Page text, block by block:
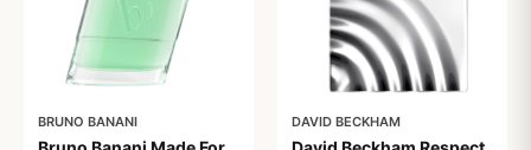
BRUNO BANANI DAVID BECKHAM